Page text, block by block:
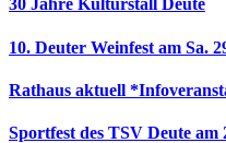
30 Jahre Kulturstall Deute
10. Deuter Weinfest am Sa.
Rathaus aktuell
Sportfest des TSV Deute am